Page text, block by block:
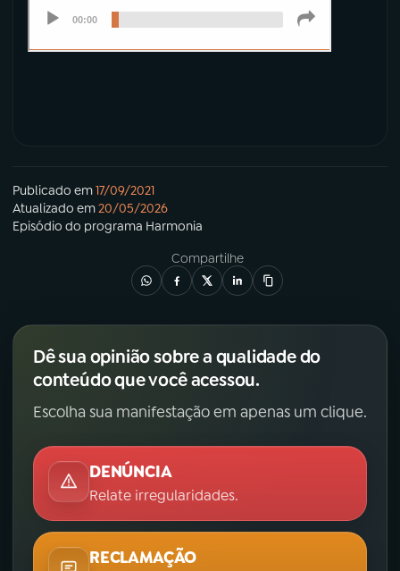
Publicado em17/09/2021
Atualizado em20/05/2026
Episódio do programa Harmonia
Compartilhe
Dê sua opinião sobre a qualidade do
conteúdo que você acessou.
Escolha sua manifestação em apenas um clique.
DENÚNCIA
Relate irregularidades.
RECLAMAÇÃO